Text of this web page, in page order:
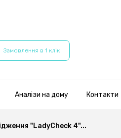
Замовлення в 1 клік
Аналізи на дому Контакти
"LadyCheck 4"...